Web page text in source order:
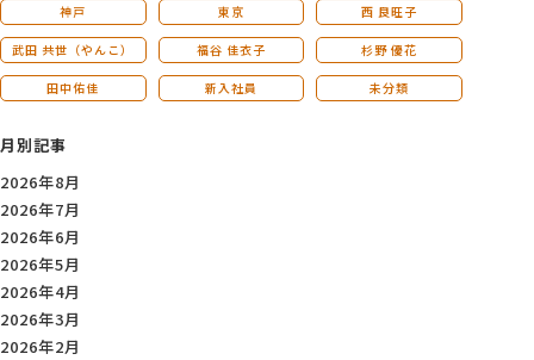
神戸 東京 西 良旺子
武田 共世（やんこ） 福谷 佳衣子 杉野 優花
田中佑佳 新入社員 未分類
月別記事
2026年8月
2026年7月
2026年6月
2026年5月
2026年4月
2026年3月
2026年2月